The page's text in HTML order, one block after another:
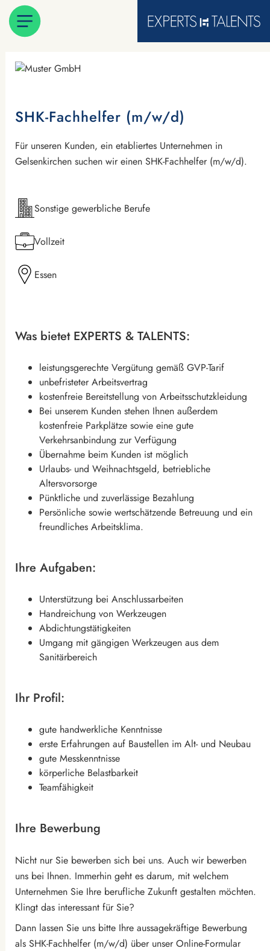
SHK-Fachhelfer (m/w/d)
Sonstige gewerbliche Berufe
Vollzeit
Essen
Für unseren Kunden, ein etabliertes Unternehmen in
Gelsenkirchen suchen wir einen SHK-Fachhelfer (m/w/d).
Was bietet EXPERTS & TALENTS:
leistungsgerechte Vergütung gemäß GVP-Tarif
unbefristeter Arbeitsvertrag
kostenfreie Bereitstellung von Arbeitsschutzkleidung
Bei unserem Kunden stehen Ihnen außerdem
kostenfreie Parkplätze sowie eine gute
Verkehrsanbindung zur Verfügung
Übernahme beim Kunden ist möglich
Urlaubs- und Weihnachtsgeld, betriebliche
Altersvorsorge
Pünktliche und zuverlässige Bezahlung
Persönliche sowie wertschätzende Betreuung und ein
freundliches Arbeitsklima.
Ihre Aufgaben:
Unterstützung bei Anschlussarbeiten
Handreichung von Werkzeugen
Abdichtungstätigkeiten
Umgang mit gängigen Werkzeugen aus dem
Sanitärbereich
Ihr Profil:
gute handwerkliche Kenntnisse
erste Erfahrungen auf Baustellen im Alt- und Neubau
gute Messkenntnisse
körperliche Belastbarkeit
Teamfähigkeit
Ihre Bewerbung
Nicht nur Sie bewerben sich bei uns. Auch wir bewerben
uns bei Ihnen. Immerhin geht es darum, mit welchem
Unternehmen Sie Ihre berufliche Zukunft gestalten möchten.
Klingt das interessant für Sie?
Dann lassen Sie uns bitte Ihre aussagekräftige Bewerbung
als SHK-Fachhelfer (m/w/d) über unser Online-Formular